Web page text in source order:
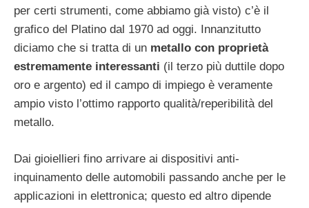
per certi strumenti, come abbiamo già visto) c’è il
grafico del Platino dal 1970 ad oggi. Innanzitutto
diciamo che si tratta di un metallo con proprietà
estremamente interessanti (il terzo più duttile dopo
oro e argento) ed il campo di impiego è veramente
ampio visto l’ottimo rapporto qualità/reperibilità del
metallo.
Dai gioiellieri fino arrivare ai dispositivi anti-
inquinamento delle automobili passando anche per le
applicazioni in elettronica; questo ed altro dipende